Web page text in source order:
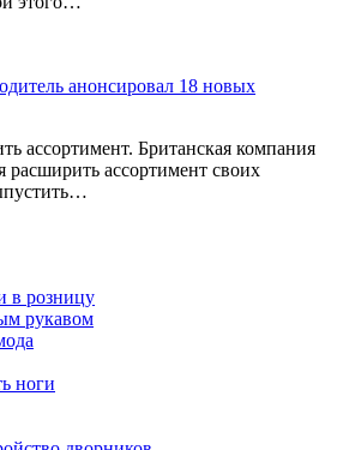
анонсировал 18 новых
ассортимент. Британская компания
расширить ассортимент своих
в розницу
рукавом
ноги